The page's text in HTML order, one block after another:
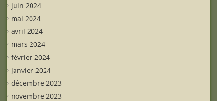
juin 2024
mai 2024
avril 2024
mars 2024
février 2024
janvier 2024
décembre 2023
novembre 2023